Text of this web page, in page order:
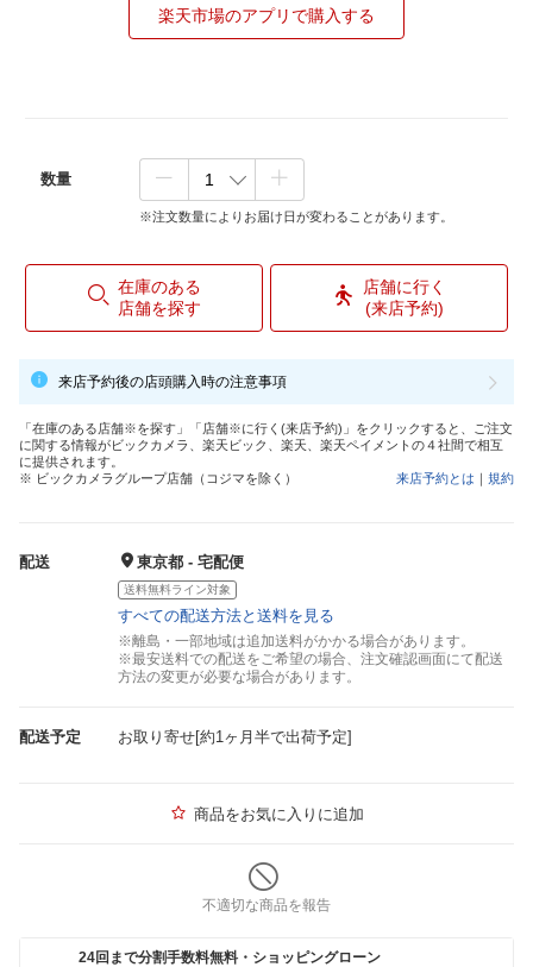
楽天市場のアプリで購入する
数量
※注文数量によりお届け日が変わることがあります。
在庫のある
店舗を探す
店舗に行く
(来店予約)
来店予約後の店頭購入時の注意事項
「在庫のある店舗※を探す」「店舗※に行く(来店予約)」をクリックすると、ご注文
に関する情報がビックカメラ、楽天ビック、楽天、楽天ペイメントの４社間で相互
に提供されます。
※ ビックカメラグループ店舗（コジマを除く）
来店予約とは ｜ 規約
配送 東京都 - 宅配便
送料無料ライン対象
すべての配送方法と送料を見る
※離島・一部地域は追加送料がかかる場合があります。
※最安送料での配送をご希望の場合、注文確認画面にて配送
方法の変更が必要な場合があります。
配送予定 お取り寄せ[約1ヶ月半で出荷予定]
商品をお気に入りに追加
不適切な商品を報告
24回まで分割手数料無料・ショッピングローン